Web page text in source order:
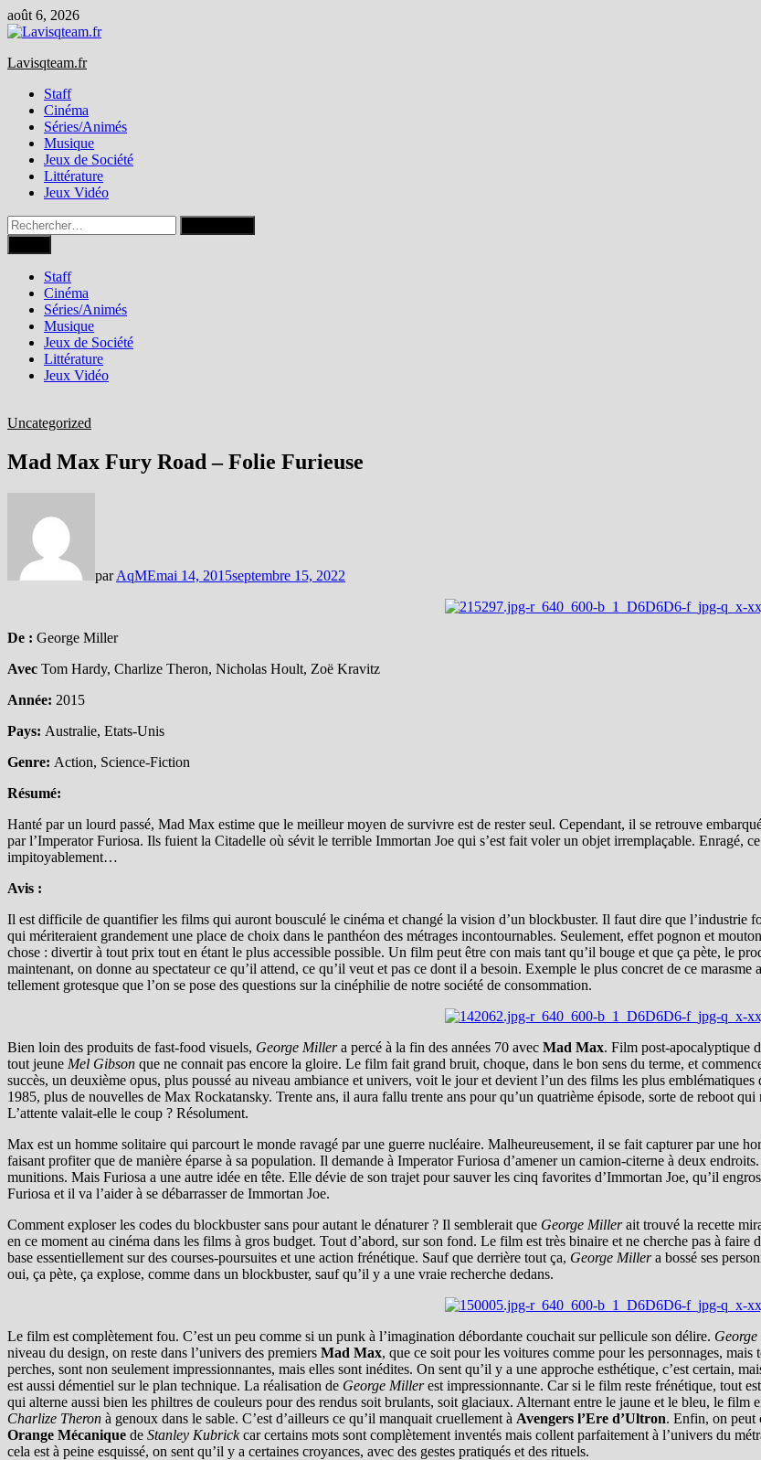
Passer
au
août 6, 2026
Lavisqteam.fr
Staff
Cinéma
Séries/Animés
Musique
Jeux de Société
Littérature
Jeux Vidéo
Rechercher :
Staff
Cinéma
Séries/Animés
Musique
Jeux de Société
Littérature
Jeux Vidéo
Uncategorized
Mad Max Fury Road – Folie Furieuse
parAqMEmai 14, 2015septembre 15, 2022
De : George Miller
Avec Tom Hardy, Charlize Theron, Nicholas Hoult, Zoë Kravitz
Année: 2015
Pays: Australie, Etats-Unis
Genre: Action, Science-Fiction
Résumé:
Hanté par un lourd passé, Mad Max estime que le meilleur moyen de survivre est de rester seul. Cependant, il se retrouve
par l’Imperator Furiosa. Ils fuient la Citadelle où sévit le terrible Immortan Joe qui s’est fait voler un objet irremplaçable. Enragé,
impitoyablement…
Avis :
Il est difficile de quantifier les films qui auront bousculé le cinéma et changé la vision d’un blockbuster. Il faut dire que l’industrie
qui mériteraient grandement une place de choix dans le panthéon des métrages incontournables. Seulement, effet pognon et
chose : divertir à tout prix tout en étant le plus accessible possible. Un film peut être con mais tant qu’il bouge et que ça pète, le
maintenant, on donne au spectateur ce qu’il attend, ce qu’il veut et pas ce dont il a besoin. Exemple le plus concret de ce marasme
tellement grotesque que l’on se pose des questions sur la cinéphilie de notre société de consommation.
Bien loin des produits de fast-food visuels, George Millera percé à la fin des années 70 avec Mad Max. Film post-apocalyptique
tout jeune Mel Gibson que ne connait pas encore la gloire. Le film fait grand bruit, choque, dans le bon sens du terme, et
succès, un deuxième opus, plus poussé au niveau ambiance et univers, voit le jour et devient l’un des films les plus
1985, plus de nouvelles de Max Rockatansky. Trente ans, il aura fallu trente ans pour qu’un quatrième épisode, sorte de reboot
L’attente valait-elle le coup ? Résolument.
Max est un homme solitaire qui parcourt le monde ravagé par une guerre nucléaire. Malheureusement, il se fait capturer par une
faisant profiter que de manière éparse à sa population. Il demande à Imperator Furiosa d’amener un camion-citerne à deux
munitions. Mais Furiosa a une autre idée en tête. Elle dévie de son trajet pour sauver les cinq favorites d’Immortan Joe, qu’il
Furiosa et il va l’aider à se débarrasser de Immortan Joe.
Comment exploser les codes du blockbuster sans pour autant le dénaturer ? Il semblerait que George Millerait trouvé la recette
en ce moment au cinéma dans les films à gros budget. Tout d’abord, sur son fond. Le film est très binaire et ne cherche pas à
base essentiellement sur des courses-poursuites et une action frénétique. Sauf que derrière tout ça, George Millera bossé ses
oui, ça pète, ça explose, comme dans un blockbuster, sauf qu’il y a une vraie recherche dedans.
Le film est complètement fou. C’est un peu comme si un punk à l’imagination débordante couchait sur pellicule son délire.
niveau du design, on reste dans l’univers des premiers Mad Max, que ce soit pour les voitures comme pour les personnages,
perches, sont non seulement impressionnantes, mais elles sont inédites. On sent qu’il y a une approche esthétique, c’est certain,
est aussi démentiel sur le plan technique. La réalisation de George Millerest impressionnante. Car si le film reste frénétique, tout
qui alterne aussi bien les philtres de couleurs pour des rendus soit brulants, soit glaciaux. Alternant entre le jaune et le bleu, le film
Charlize Theron à genoux dans le sable. C’est d’ailleurs ce qu’il manquait cruellement à Avengers l’Ere d’Ultron. Enfin, on peut
Orange Mécanique de Stanley Kubrickcar certains mots sont complètement inventés mais collent parfaitement à l’univers du
cela est à peine esquissé, on sent qu’il y a certaines croyances, avec des gestes pratiqués et des rituels.